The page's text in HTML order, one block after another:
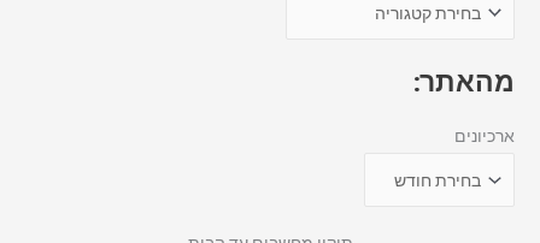
מהאתר:
ארכיונים